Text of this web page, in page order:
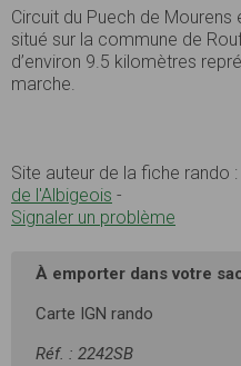
Circuit du Puech de
situé sur la commune de
d’environ 9.5 kilomètres
marche.
Site auteur de la fiche rando :
de l'Albigeois -
Signaler un problème
À emporter dans votre
Carte IGN rando
Réf. : 2242SB